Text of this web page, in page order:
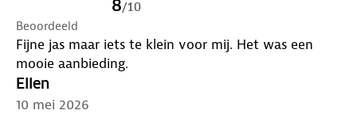
8/10
Beoordeeld
Fijne jas maar iets te klein voor mij. Het was een
mooie aanbieding.
Ellen
10 mei 2026